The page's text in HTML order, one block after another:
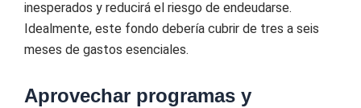
inesperados y reducirá el riesgo de endeudarse.
Idealmente, este fondo debería cubrir de tres a seis
meses de gastos esenciales.
Aprovechar programas y